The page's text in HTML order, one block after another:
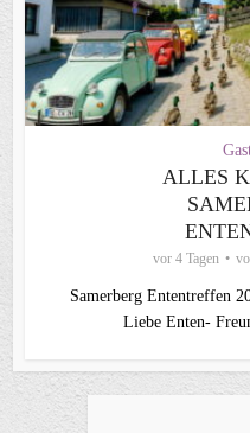
ALLES
vor 4 Tagen
Samerberg Ententreffen
Liebe Enten-